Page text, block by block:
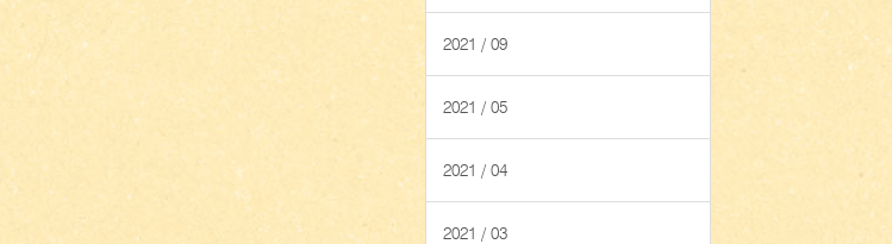
2021 / 09
2021 / 05
2021 / 04
2021 / 03